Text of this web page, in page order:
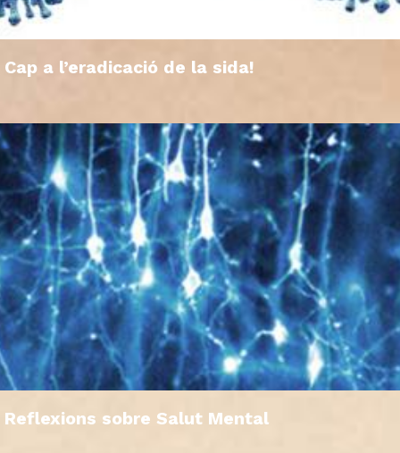
Cap a l’eradicació de la sida!
Reflexions sobre Salut Mental